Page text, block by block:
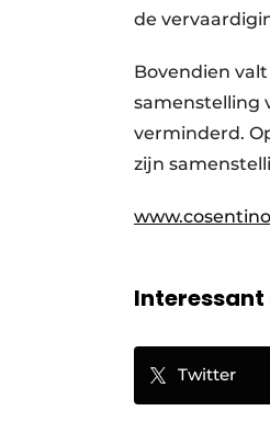
de
Bovendien
samenstelling
verminderd.
zijn
Interessant
Twitter